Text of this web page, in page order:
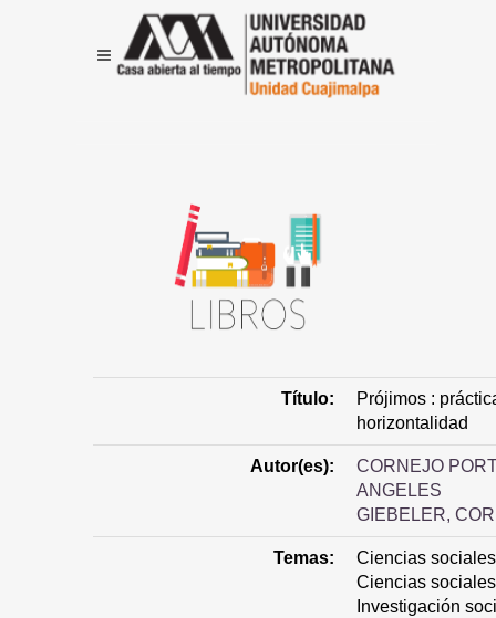
Título:
Prójimos :
horizontalidad
Autor(es):
CORNEJO
ANGELES
GIEBELER,
Temas:
Ciencias
Ciencias
Investigación